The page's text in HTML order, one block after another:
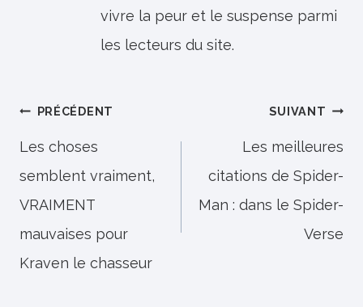
vivre la peur et le suspense parmi
les lecteurs du site.
Navigation
de
l’article
PRÉCÉDENT
Les choses
semblent vraiment,
VRAIMENT
mauvaises pour
Kraven le chasseur
SUIVANT
Les meilleures
citations de Spider-
Man : dans le Spider-
Verse